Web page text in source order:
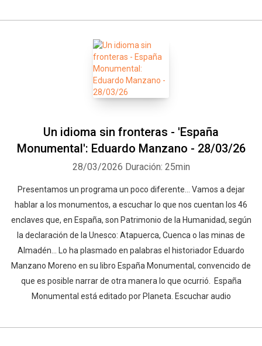
Un idioma sin fronteras - 'España
Monumental': Eduardo Manzano - 28/03/26
28/03/2026 Duración: 25min
Presentamos un programa un poco diferente... Vamos a dejar
hablar a los monumentos, a escuchar lo que nos cuentan los 46
enclaves que, en España, son Patrimonio de la Humanidad, según
la declaración de la Unesco: Atapuerca, Cuenca o las minas de
Almadén... Lo ha plasmado en palabras el historiador Eduardo
Manzano Moreno en su libro España Monumental, convencido de
que es posible narrar de otra manera lo que ocurrió. España
Monumental está editado por Planeta. Escuchar audio